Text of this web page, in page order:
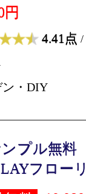
円
4.41点 /
ン・DIY
プル無料
フロー